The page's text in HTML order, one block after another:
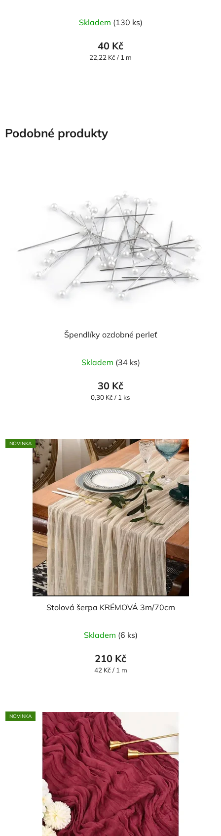
Skladem (130 ks)
40 Kč
Měrná
22,22 Kč / 1 m
Podobné produkty
Špendlíky ozdobné perleť
Skladem (34 ks)
30 Kč
Měrná
0,30 Kč / 1 ks
NOVINKA
Stolová šerpa KRÉMOVÁ 3m/70cm
Skladem (6 ks)
210 Kč
Měrná
42 Kč / 1 m
NOVINKA